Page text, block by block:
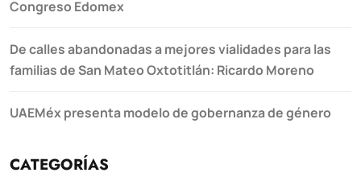
Congreso Edomex
De calles abandonadas a mejores vialidades para las
familias de San Mateo Oxtotitlán: Ricardo Moreno
UAEMéx presenta modelo de gobernanza de género
CATEGORÍAS